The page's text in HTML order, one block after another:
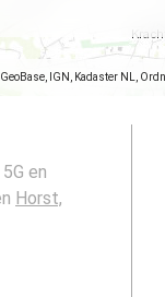
IGN, Kadaster NL,
en
Horst,